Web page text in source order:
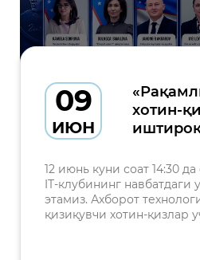
09
ИЮН
хотин-
12 июнь куни соат 14:30
IT-клубининг навбатдаги
этамиз. Ахборот технологиялари соҳасига
қизиқувчи хотин-қизлар